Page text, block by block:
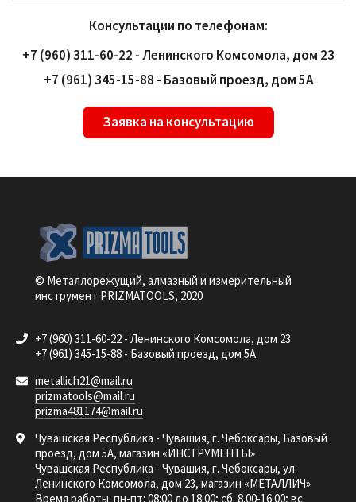
Консультации по телефонам:
+7 (960) 311-60-22 - Ленинского Комсомола, дом 23
+7 (961) 345-15-88 - Базовый проезд, дом 5А
Заявка на консультацию
© Металлорежущий, алмазный и измерительный
инструмент PRIZMATOOLS, 2020
+7 (960) 311-60-22 - Ленинского Комсомола, дом 23
+7 (961) 345-15-88 - Базовый проезд, дом 5А
metallich21@mail.ru
prizmatools@mail.ru
prizma481174@mail.ru
Чувашская Республика - Чувашия, г. Чебоксары, Базовый
проезд, дом 5А, магазин «ИНСТРУМЕНТЫ»
Чувашская Республика - Чувашия, г. Чебоксары, ул.
Ленинского Комсомола, дом 23, магазин «МЕТАЛЛИЧ»
Время работы: пн-пт: 08:00 до 18:00; сб: 8.00-16.00; вс: